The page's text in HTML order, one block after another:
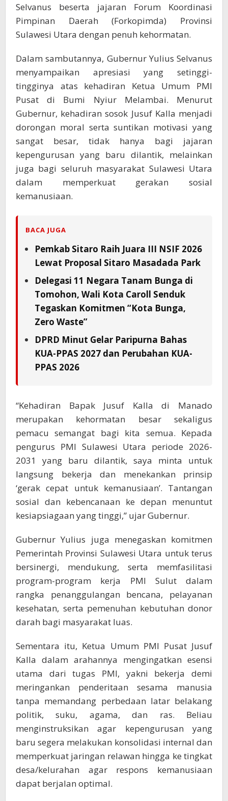
Selvanus beserta jajaran Forum Koordinasi
Pimpinan Daerah (Forkopimda) Provinsi
Sulawesi Utara dengan penuh kehormatan.
Dalam sambutannya, Gubernur Yulius Selvanus
menyampaikan apresiasi yang setinggi-
tingginya atas kehadiran Ketua Umum PMI
Pusat di Bumi Nyiur Melambai. Menurut
Gubernur, kehadiran sosok Jusuf Kalla menjadi
dorongan moral serta suntikan motivasi yang
sangat besar, tidak hanya bagi jajaran
kepengurusan yang baru dilantik, melainkan
juga bagi seluruh masyarakat Sulawesi Utara
dalam memperkuat gerakan sosial
kemanusiaan.
BACA JUGA
Pemkab Sitaro Raih Juara III NSIF 2026
Lewat Proposal Sitaro Masadada Park
Delegasi 11 Negara Tanam Bunga di
Tomohon, Wali Kota Caroll Senduk
Tegaskan Komitmen “Kota Bunga,
Zero Waste”
DPRD Minut Gelar Paripurna Bahas
KUA-PPAS 2027 dan Perubahan KUA-
PPAS 2026
“Kehadiran Bapak Jusuf Kalla di Manado
merupakan kehormatan besar sekaligus
pemacu semangat bagi kita semua. Kepada
pengurus PMI Sulawesi Utara periode 2026-
2031 yang baru dilantik, saya minta untuk
langsung bekerja dan menekankan prinsip
‘gerak cepat untuk kemanusiaan’. Tantangan
sosial dan kebencanaan ke depan menuntut
kesiapsiagaan yang tinggi,” ujar Gubernur.
Gubernur Yulius juga menegaskan komitmen
Pemerintah Provinsi Sulawesi Utara untuk terus
bersinergi, mendukung, serta memfasilitasi
program-program kerja PMI Sulut dalam
rangka penanggulangan bencana, pelayanan
kesehatan, serta pemenuhan kebutuhan donor
darah bagi masyarakat luas.
Sementara itu, Ketua Umum PMI Pusat Jusuf
Kalla dalam arahannya mengingatkan esensi
utama dari tugas PMI, yakni bekerja demi
meringankan penderitaan sesama manusia
tanpa memandang perbedaan latar belakang
politik, suku, agama, dan ras. Beliau
menginstruksikan agar kepengurusan yang
baru segera melakukan konsolidasi internal dan
memperkuat jaringan relawan hingga ke tingkat
desa/kelurahan agar respons kemanusiaan
dapat berjalan optimal.